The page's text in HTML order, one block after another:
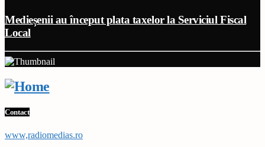
Medieșenii au început plata taxelor la Serviciul Fiscal
Local
Contact
www,radiomedias.ro